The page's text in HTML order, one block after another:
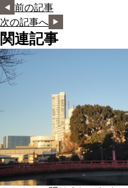
前の記事
次の記事へ
関連記事